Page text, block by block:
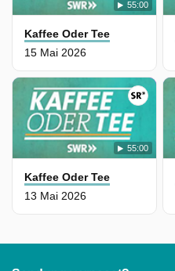
55:00
Kaffee Oder Tee
15 Mai 2026
55:00
Kaffee Oder Tee
13 Mai 2026